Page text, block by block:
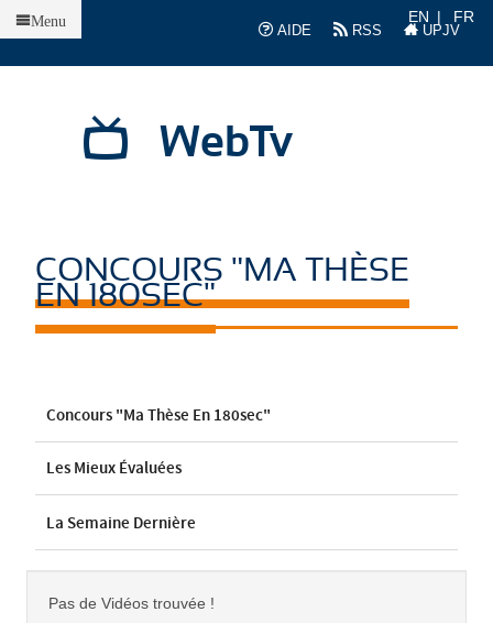
AIDE
RSS UPJV
EN FR
WebTv
Menu
CONCOURS "MA THÈSE
EN 180SEC"
Concours "Ma Thèse En 180sec"
Les Mieux Évaluées
La Semaine Dernière
Pas de Vidéos trouvée !